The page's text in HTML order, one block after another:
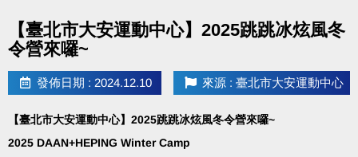
【臺北市大安運動中心】2025跳跳冰炫風冬
令營來囉~
發佈日期 : 2024.12.10 來源 : 臺北市大安運動中心
【臺北市大安運動中心】2025跳跳冰炫風冬令營來囉~
2025 DAAN+HEPING Winter Camp